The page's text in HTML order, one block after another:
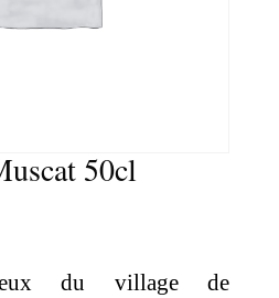
50cl
du village de